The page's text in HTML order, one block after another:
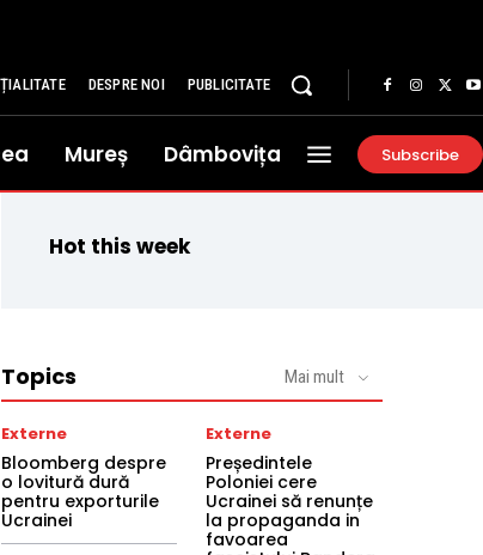
DESPRE NOI PUBLICITATE
Mureș Dâmbovița Subscribe
Hot this week
Topics Mai mult
Externe
Bloomberg despre
o lovitură dură
pentru exporturile
Ucrainei
Externe
Președintele
Poloniei cere
Ucrainei să renunțe
la propaganda in
favoarea